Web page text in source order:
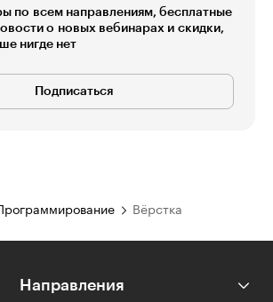
по всем направлениям, бесплатные
о новых вебинарах и скидки,
нигде нет
Подписаться
Программирование Вёрстка
Направления